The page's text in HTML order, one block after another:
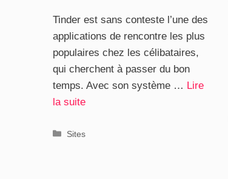
Tinder est sans conteste l’une des
applications de rencontre les plus
populaires chez les célibataires,
qui cherchent à passer du bon
temps. Avec son système … Lire
la suite
Catégories
Sites